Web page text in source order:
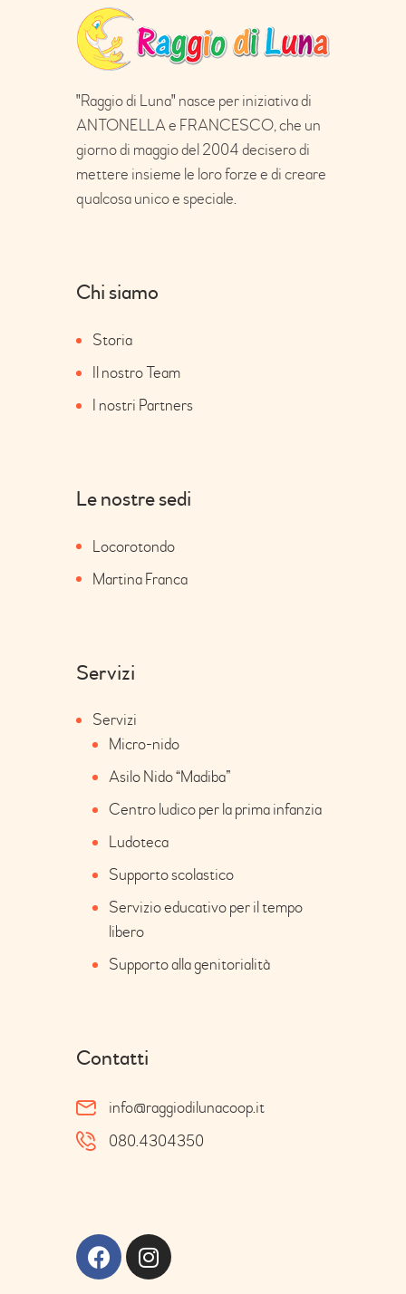
"Raggio di Luna" nasce per iniziativa di
ANTONELLA e FRANCESCO, che un
giorno di maggio del 2004 decisero di
mettere insieme le loro forze e di creare
qualcosa unico e speciale.
Chi siamo
Storia
Il nostro Team
I nostri Partners
Le nostre sedi
Locorotondo
Martina Franca
Servizi
Servizi
Micro-nido
Asilo Nido “Madiba”
Centro ludico per la prima infanzia
Ludoteca
Supporto scolastico
Servizio educativo per il tempo
libero
Supporto alla genitorialità
Contatti
info@raggiodilunacoop.it
080.4304350